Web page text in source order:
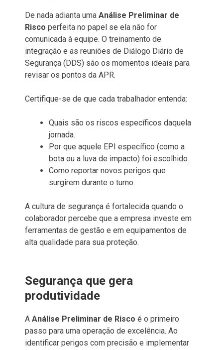
De nada adianta uma Análise Preliminar de
Risco perfeita no papel se ela não for
comunicada à equipe. O treinamento de
integração e as reuniões de Diálogo Diário de
Segurança (DDS) são os momentos ideais para
revisar os pontos da APR.
Certifique-se de que cada trabalhador entenda:
Quais são os riscos específicos daquela
jornada.
Por que aquele EPI específico (como a
bota ou a luva de impacto) foi escolhido.
Como reportar novos perigos que
surgirem durante o turno.
A cultura de segurança é fortalecida quando o
colaborador percebe que a empresa investe em
ferramentas de gestão e em equipamentos de
alta qualidade para sua proteção.
Segurança que gera
produtividade
A Análise Preliminar de Risco é o primeiro
passo para uma operação de excelência. Ao
identificar perigos com precisão e implementar